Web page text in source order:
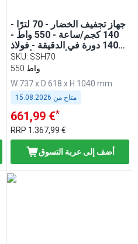
جهاز تجفيف الخضار - 70 لترًا -
140 كجم/ساعة - 550 واط -
1400 دورة في الدقيقة - فولاذ
مقاوم للصدأ - يشمل أنبوب
تصريف
SKU: SSH70
550 واط
W 737 x D 618 x H 1040 mm
متاح من 15.08.2026
661,99 €*
RRP 1.367,99 €
أضف إلى عربة التسوق